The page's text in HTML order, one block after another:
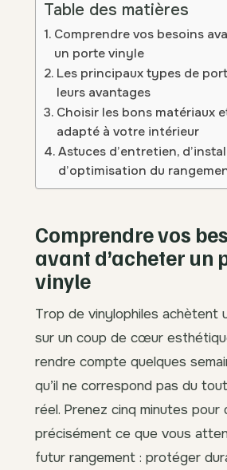
Table des matières
Comprendre vos besoins
un porte vinyle
Les principaux types de
leurs avantages
Choisir les bons matériaux
adapté à votre intérieur
Astuces d’entretien,
d’optimisation du
Comprendre vos
avant d’acheter un
vinyle
Trop de vinylophiles achètent
sur un coup de cœur
rendre compte quelques
qu’il ne correspond pas du
réel. Prenez cinq minutes pour
précisément ce que vous
futur rangement : protéger